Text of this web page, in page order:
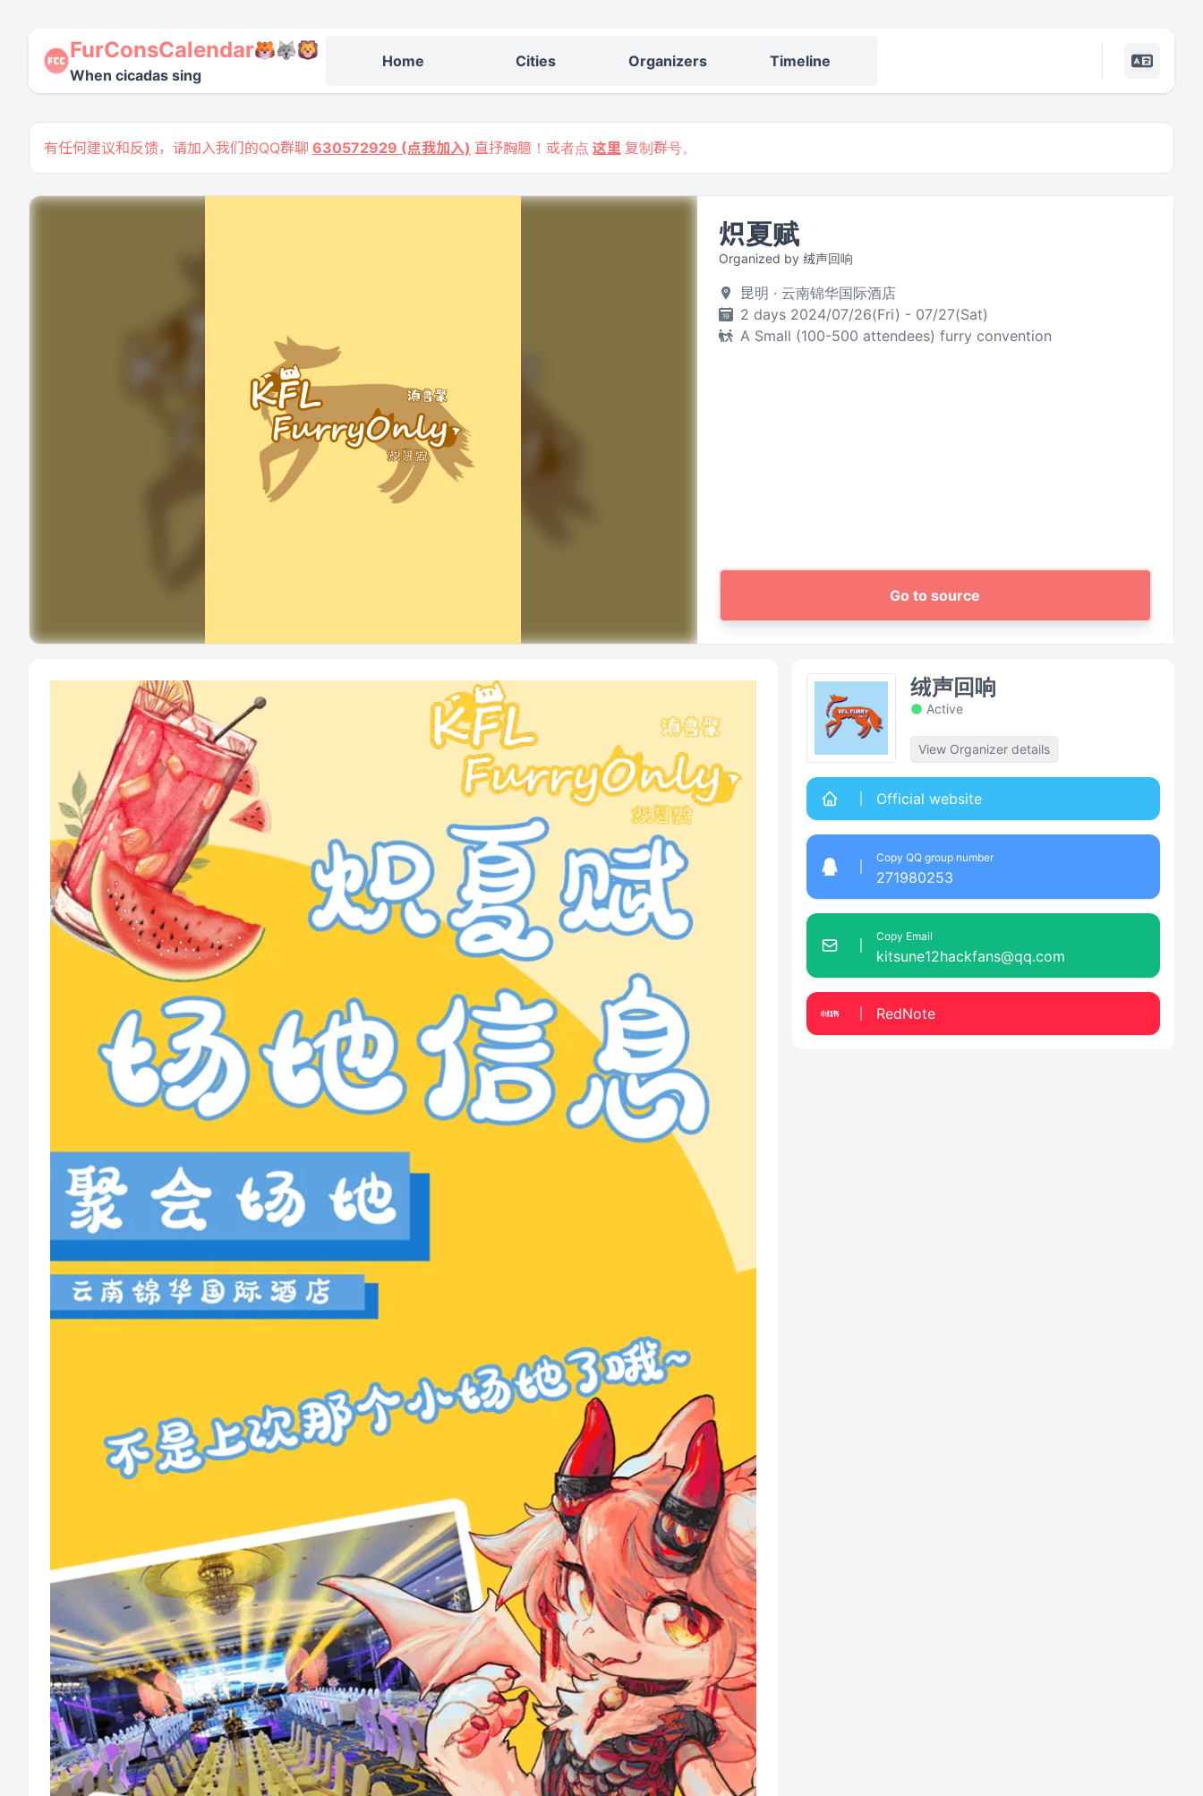
FurConsCalendar
When cicadas sing
Home Cities Organizers Timeline
有任何建议和反馈，请加入我们的QQ群聊 630572929 (点我加入) 直抒胸臆！或者点 这里 复制群号。
炽夏赋
Organized by 绒声回响
昆明 · 云南锦华国际酒店
2 days 2024/07/26(Fri) - 07/27(Sat)
A Small (100-500 attendees) furry convention
Go to source
绒声回响
Active
View Organizer details
Official website
Copy QQ group number
271980253
Copy Email
kitsune12hackfans@qq.com
RedNote